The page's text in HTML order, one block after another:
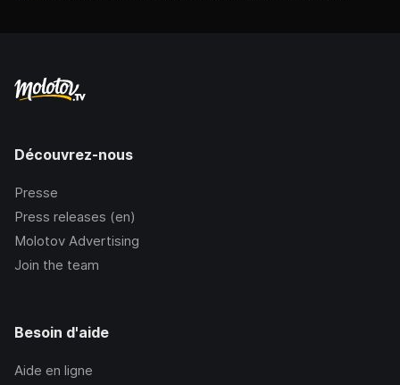
Découvrez-nous
Presse
Press releases (en)
Molotov Advertising
Join the team
Besoin d'aide
Aide en ligne